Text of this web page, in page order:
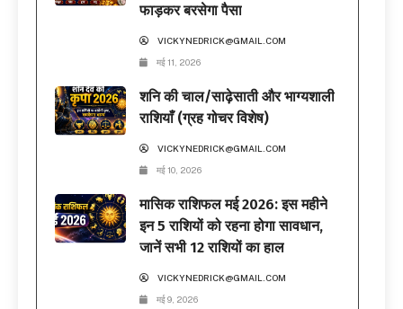
फाड़कर बरसेगा पैसा
VICKYNEDRICK@GMAIL.COM
मई 11, 2026
शनि की चाल/साढ़ेसाती और भाग्यशाली
राशियाँ (ग्रह गोचर विशेष)
VICKYNEDRICK@GMAIL.COM
मई 10, 2026
मासिक राशिफल मई 2026: इस महीने
इन 5 राशियों को रहना होगा सावधान,
जानें सभी 12 राशियों का हाल
VICKYNEDRICK@GMAIL.COM
मई 9, 2026